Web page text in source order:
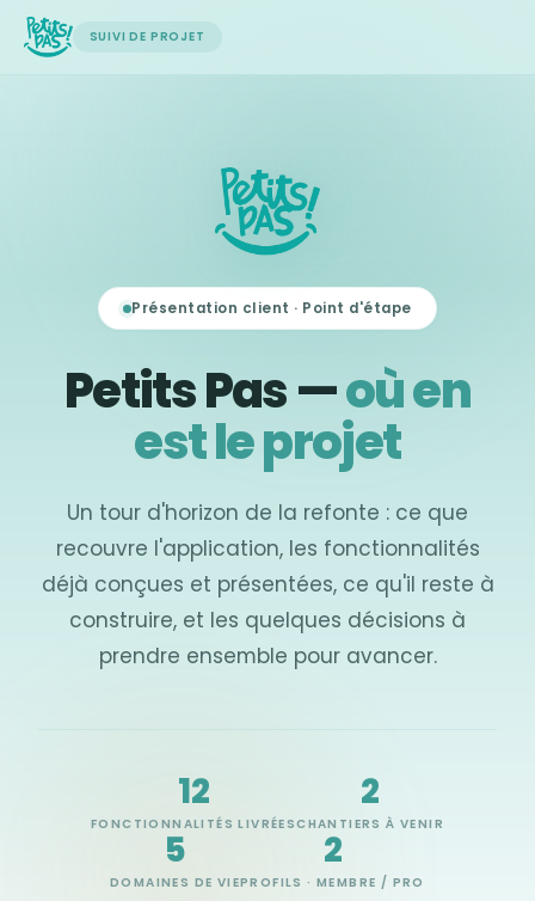
SUIVI DE PROJET
Présentation client · Point d'étape
Petits Pas —où en
est le projet
Un tour d'horizon de la refonte : ce que
recouvre l'application, les fonctionnalités
déjà conçues et présentées, ce qu'il reste à
construire, et les quelques décisions à
prendre ensemble pour avancer.
12
FONCTIONNALITÉS LIVRÉES
2
CHANTIERS À VENIR
5
DOMAINES DE VIE
2
PROFILS · MEMBRE / PRO